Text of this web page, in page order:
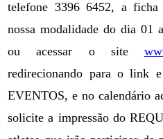
telefone 33966452, aficha
nossa modalidade do dia 01 a
ou acessar o site
redirecionando para o link
EVENTOS, e no calendário
solicite a impressão do